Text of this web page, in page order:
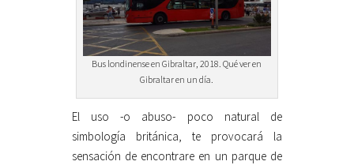
Bus londinense en Gibraltar, 2018. Qué ver en
Gibraltar en un día.
El uso -o abuso- poco natural de
simbología británica, te provocará la
sensación de encontrare en un parque de